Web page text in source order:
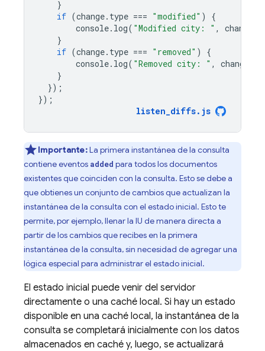
}
if (change. type === "modified" )
{
console. log( "Modified city: " , change
}
if (change. type === "removed" )
{
console. log( "Removed city: " , change
}
});
});
listen_diffs. js
Importante:La primera instantánea de la consulta
contiene eventos added para todos los documentos
existentes que coinciden con la consulta. Esto se debe a
que obtienes un conjunto de cambios que actualizan la
instantánea de la consulta con el estado inicial. Esto te
permite, por ejemplo, llenar la IU de manera directa a
partir de los cambios que recibes en la primera
instantánea de la consulta, sin necesidad de agregar una
lógica especial para administrar el estado inicial.
El estado inicial puede venir del servidor
directamente o una caché local. Si hay un estado
disponible en una caché local, la instantánea de la
consulta se completará inicialmente con los datos
almacenados en caché y, luego, se actualizará